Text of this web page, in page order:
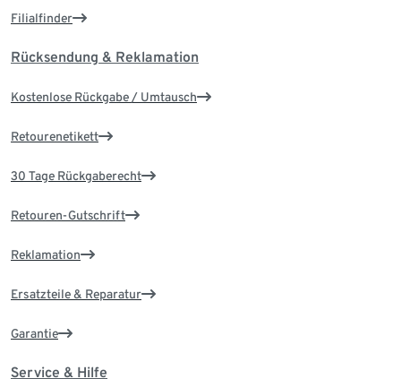
Filialfinder
Rücksendung & Reklamation
Kostenlose Rückgabe / Umtausch
Retourenetikett
30 Tage Rückgaberecht
Retouren-Gutschrift
Reklamation
Ersatzteile & Reparatur
Garantie
Service & Hilfe